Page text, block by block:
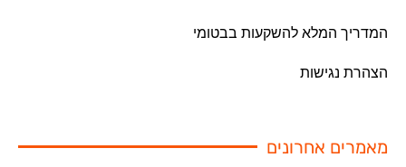
המדריך המלא להשקעות בבטומי
הצהרת נגישות
מאמרים אחרונים